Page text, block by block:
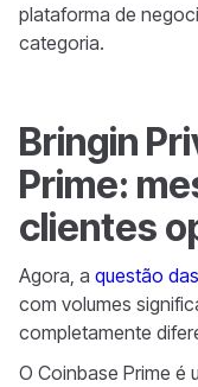
plataforma de
categoria.
Bringin
Prime:
clientes
Agora, a questão
com volumes
completamente
O Coinbase Prime é